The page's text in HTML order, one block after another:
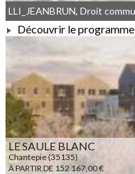
À PARTIR DE 154
LLI_JEANBRUN, Droit
Découvrir le programme
LE SAULE BLANC
Chantepie (35135)
À PARTIR DE 152 167,00 €